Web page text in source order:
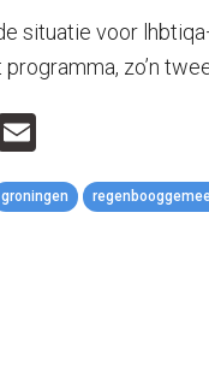
situatie voor
zo’n
Link
groningen